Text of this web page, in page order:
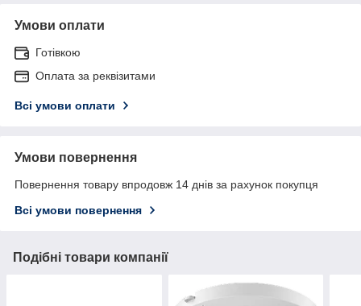
Умови оплати
Готівкою
Оплата за реквізитами
Всі умови оплати
Умови повернення
Повернення товару впродовж 14 днів за рахунок покупця
Всі умови повернення
Подібні товари компанії